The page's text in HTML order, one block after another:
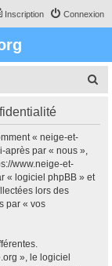
Connexion
Inscription
« neige-et-
après par « nous »,
www.neige-et-
« logiciel phpBB » et
lors des
par « vos
», le logiciel